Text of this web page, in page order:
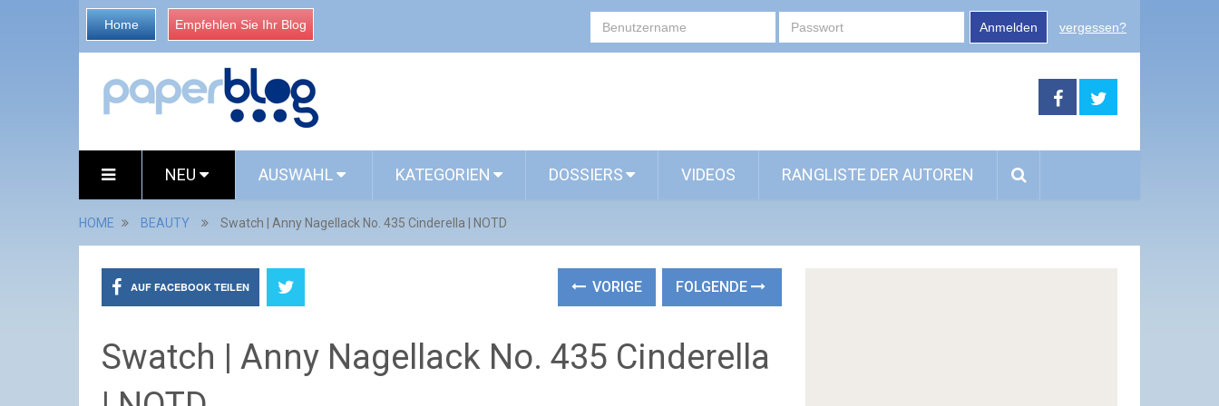
Home Empfehlen Sie Ihr Blog Anmelden vergessen?
NEU AUSWAHL KATEGORIEN DOSSIERS VIDEOS RANGLISTE DER AUTOREN
HOME BEAUTY Swatch | Anny Nagellack No. 435 Cinderella | NOTD
AUF FACEBOOK TEILEN VORIGE FOLGENDE
Swatch | Anny Nagellack No. 435 Cinderella